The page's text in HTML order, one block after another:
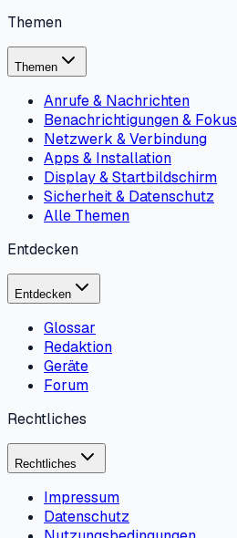
Themen
Themen
Anrufe & Nachrichten
Benachrichtigungen & Fokus
Netzwerk & Verbindung
Apps & Installation
Display & Startbildschirm
Sicherheit & Datenschutz
Alle Themen
Entdecken
Entdecken
Glossar
Redaktion
Geräte
Forum
Rechtliches
Rechtliches
Impressum
Datenschutz